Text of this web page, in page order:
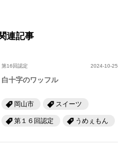
連記事
第16回認定 2024-10-25
白十字のワッフル
岡山市 スイーツ
第１６回認定 うめぇもん